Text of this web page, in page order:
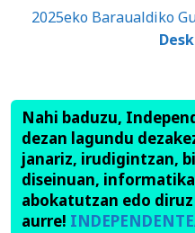
2025eko Baraualdiko
Nahi baduzu,
dezan lagundu
janariz, irudigintzan,
diseinuan,
abokatutzan edo
aurre!